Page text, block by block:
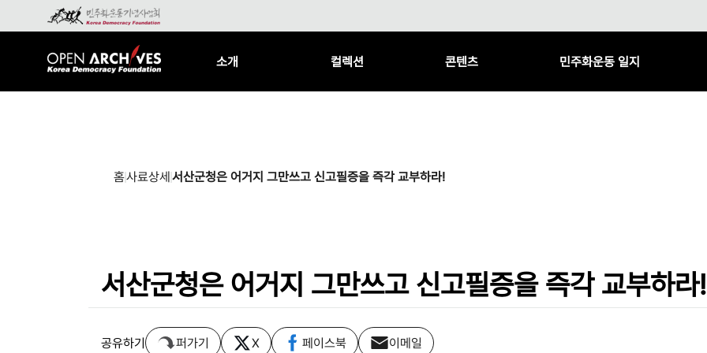
소개 컬렉션 콘텐츠 민주화운동 일지
홈사료상세서산군청은 어거지 그만쓰고 신고필증을 즉각 교부하라!
서산군청은 어거지 그만쓰고 신고필증을 즉각 교부하라!
공유하기 퍼가기 X 페이스북 이메일